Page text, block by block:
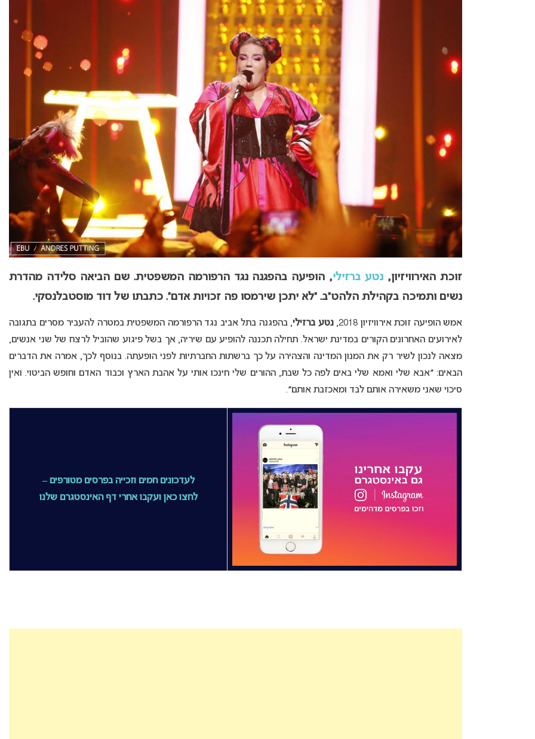
זוכת האירוויזיון, נטע ברזילי, הופיעה בהפגנה נגד הרפורמה המשפטית. שם הביאה סלידה מהדרת
נשים ותמיכה בקהילת הלהט”ב. “לא יתכן שירמסו פה זכויות אדם”. כתבתו של דוד מוסטבלנסקי.
אמש הופיעה זוכת אירוויזיון 2018, נטע ברזילי, בהפגנה בתל אביב נגד הרפורמה המשפטית במטרה להעביר מסרים בתגובה
לאירועים האחרונים הקורים במדינת ישראל. תחילה תכננה להופיע עם שיריה, אך בשל פיגוע שהוביל לרצח של שני אנשים,
מצאה לנכון לשיר רק את המנון המדינה והצהירה על כך ברשתות החברתיות לפני הופעתה. בנוסף לכך, אמרה את הדברים
הבאים: ״אבא שלי ואמא שלי באים לפה כל שבת, ההורים שלי חינכו אותי על אהבת הארץ וכבוד האדם וחופש הביטוי. ואין
סיכוי שאני משאירה אותם לבד ומאכזבת אותם״.
לעדכונים חמים וזכייה בפרסים מטורפים –
לחצו כאן ועקבו אחרי דף האינסטגרם שלנו